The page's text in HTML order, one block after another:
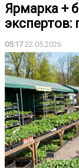
Ярмарка +
экспертов:
05:1722.05.2026